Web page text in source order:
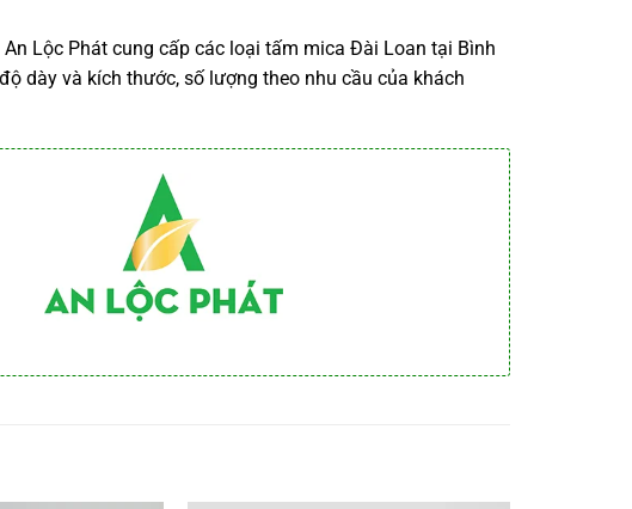
Lộc Phát cung cấp các loại tấm mica Đài Loan tại Bình
dày và kích thước, số lượng theo nhu cầu của khách